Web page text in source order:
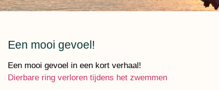
Een mooi gevoel!
Een mooi gevoel in een kort verhaal!
Dierbare ring verloren tijdens het zwemmen